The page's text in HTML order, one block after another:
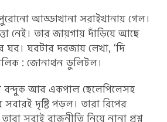
আড্ডাখানা সরাইখানায় গেল।
নেই। তার জায়গায় দাঁড়িয়ে আছে
ঘর। ঘরটার দরজায় লেখা, ‘দি
: জোনাথন ডুলিটল।
বন্দুক আর একপাল ছেলেপিলেসহ
সবারই দৃষ্টি পড়ল। তারা রিপের
সবাই রাজনীতি নিয়ে নানা প্রশ্ন